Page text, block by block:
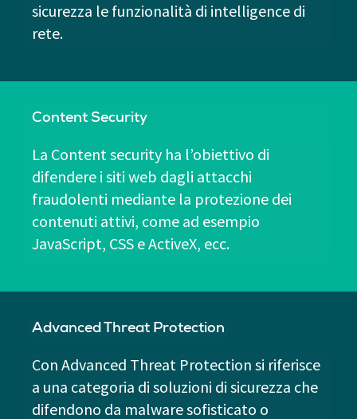
Advanced Threat Protection
Con Advanced Threat Protection si riferisce
a una categoria di soluzioni di sicurezza che
difendono da malware sofisticato o
Content Security
La Content security ha l’obiettivo di
difendere i siti web dagli attacchi
fraudolenti mediante la protezione dei
contenuti attivi, come ad esempio
JavaScript, CSS e ActiveX, ecc.
sicurezza le funzionalità di intelligence di
rete.